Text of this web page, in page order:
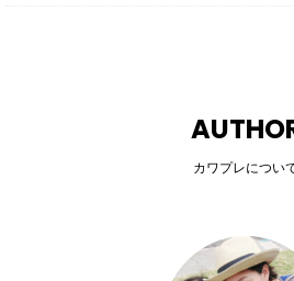
カワプレについ